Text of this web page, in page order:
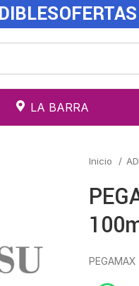
LA BARRA
Inicio